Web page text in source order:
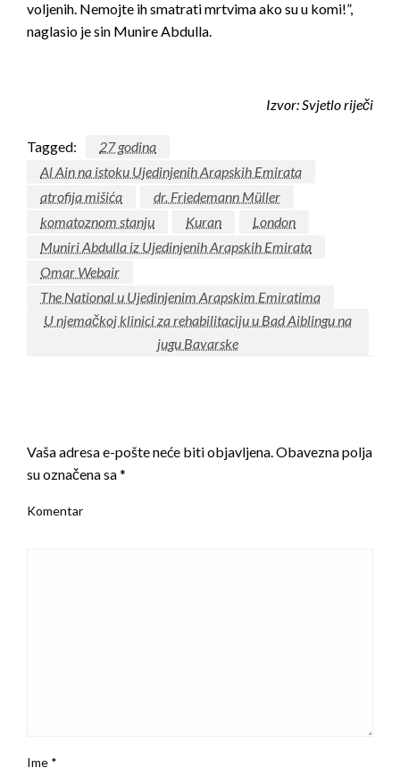
voljenih. Nemojte ih smatrati mrtvima ako su u komi!”,
naglasio je sin Munire Abdulla.
Izvor:Svjetlo riječi
Tagged:
27 godina
Al Ain na istoku Ujedinjenih Arapskih Emirata
atrofija mišića
dr. Friedemann Müller
komatoznom stanju
Kuran
London
Muniri Abdulla iz Ujedinjenih Arapskih Emirata
Omar Webair
The National u Ujedinjenim Arapskim Emiratima
U njemačkoj klinici za rehabilitaciju u Bad Aiblingu na
jugu Bavarske
Vaša adresa e-pošte neće biti objavljena.Obavezna polja
su označena sa*
Komentar
Ime *